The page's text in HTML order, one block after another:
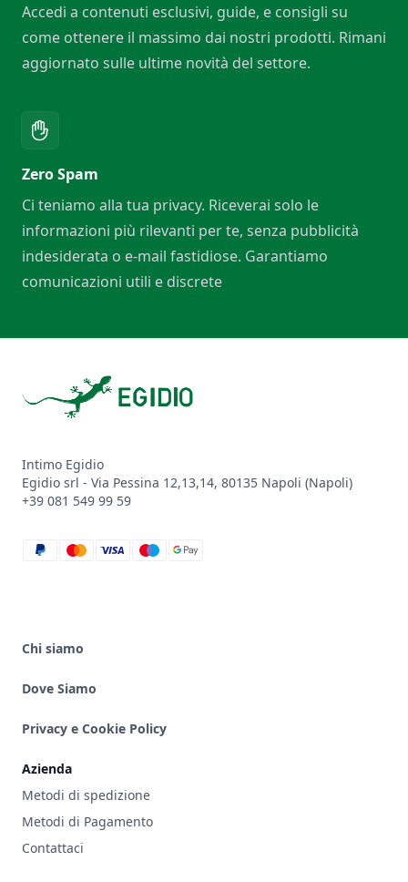
Accedi a contenuti esclusivi, guide, e consigli su
come ottenere il massimo dai nostri prodotti. Rimani
aggiornato sulle ultime novità del settore.
Zero Spam
Ci teniamo alla tua privacy. Riceverai solo le
informazioni più rilevanti per te, senza pubblicità
indesiderata o e-mail fastidiose. Garantiamo
comunicazioni utili e discrete
Intimo Egidio
Egidio srl - Via Pessina 12,13,14, 80135 Napoli (Napoli)
+39 081 549 99 59
paypal
mastercard
visa
maestro
google_pay
Chi siamo
Dove Siamo
Privacy e Cookie Policy
Azienda
Metodi di spedizione
Metodi di Pagamento
Contattaci